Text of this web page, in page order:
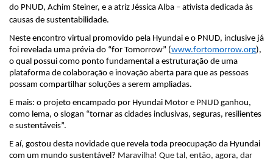
do PNUD, Achim Steiner, e a atriz Jéssica Alba – ativista dedicada às
causas de sustentabilidade.
Neste encontro virtual promovido pela Hyundai e o PNUD, inclusive já
foi revelada uma prévia do “for Tomorrow” (www.fortomorrow.org),
o qual possui como ponto fundamental a estruturação de uma
plataforma de colaboração e inovação aberta para que as pessoas
possam compartilhar soluções a serem ampliadas.
E mais: o projeto encampado por Hyundai Motor e PNUD ganhou,
como lema, o slogan “tornar as cidades inclusivas, seguras, resilientes
e sustentáveis”.
E aí, gostou desta novidade que revela toda preocupação da Hyundai
com um mundo sustentável? Maravilha! Que tal, então, agora, dar